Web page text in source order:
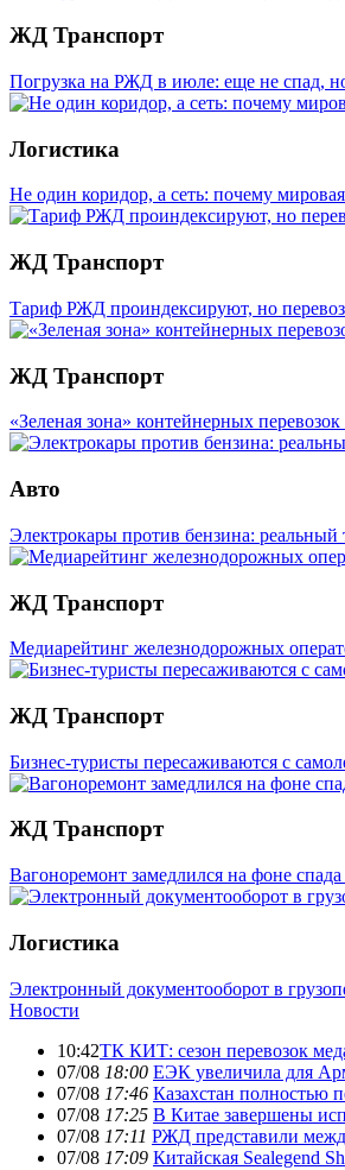
ЖД Транспорт
Погрузка на РЖД в июле: еще не спад,
Логистика
Не один коридор, а сеть: почему
ЖД Транспорт
Тариф РЖД проиндексируют, но
ЖД Транспорт
«Зеленая зона» контейнерных
Авто
Электрокары против бензина:
ЖД Транспорт
Медиарейтинг железнодорожных
ЖД Транспорт
Бизнес-туристы пересаживаются с
ЖД Транспорт
Вагоноремонт замедлился на фоне
Логистика
Электронный документооборот в
Новости
10:42ТК КИТ: сезон перевозок
07/08 18:00 ЕЭК увеличила для
07/08 17:46 Казахстан полностью
07/08 17:25 В Китае завершены
07/08 17:11 РЖД представили
07/08 17:09 Китайская Sealegend